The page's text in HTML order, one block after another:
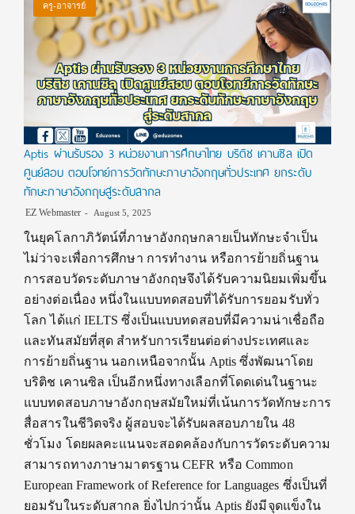
ครู-อาจารย์
Aptis ผ่านรับรอง 3 หน่วยงานการศึกษาไทย บริติช เคานซิล เปิด
ศูนย์สอบ ตอบโจทย์การวัดทักษะภาษาอังกฤษทั่วประเทศ ยกระดับ
ทักษะภาษาอังกฤษสู่ระดับสากล
EZ Webmaster August 5, 2025
ในยุคโลกาภิวัตน์ที่ภาษาอังกฤษกลายเป็นทักษะจำเป็น
ไม่ว่าจะเพื่อการศึกษา การทำงาน หรือการย้ายถิ่นฐาน
การสอบวัดระดับภาษาอังกฤษจึงได้รับความนิยมเพิ่มขึ้น
อย่างต่อเนื่อง หนึ่งในแบบทดสอบที่ได้รับการยอมรับทั่ว
โลก ได้แก่ IELTS ซึ่งเป็นแบบทดสอบที่มีความน่าเชื่อถือ
และทันสมัยที่สุด สำหรับการเรียนต่อต่างประเทศและ
การย้ายถิ่นฐาน นอกเหนือจากนั้น Aptis ซึ่งพัฒนาโดย
บริติช เคานซิล เป็นอีกหนึ่งทางเลือกที่โดดเด่นในฐานะ
แบบทดสอบภาษาอังกฤษสมัยใหม่ที่เน้นการวัดทักษะการ
สื่อสารในชีวิตจริง ผู้สอบจะได้รับผลสอบภายใน 48
ชั่วโมง โดยผลคะแนนจะสอดคล้องกับการวัดระดับความ
สามารถทางภาษามาตรฐาน CEFR หรือ Common
European Framework of Reference for Languages ซึ่งเป็นที่
ยอมรับในระดับสากล ยิ่งไปกว่านั้น Aptis ยังมีจุดแข็งใน